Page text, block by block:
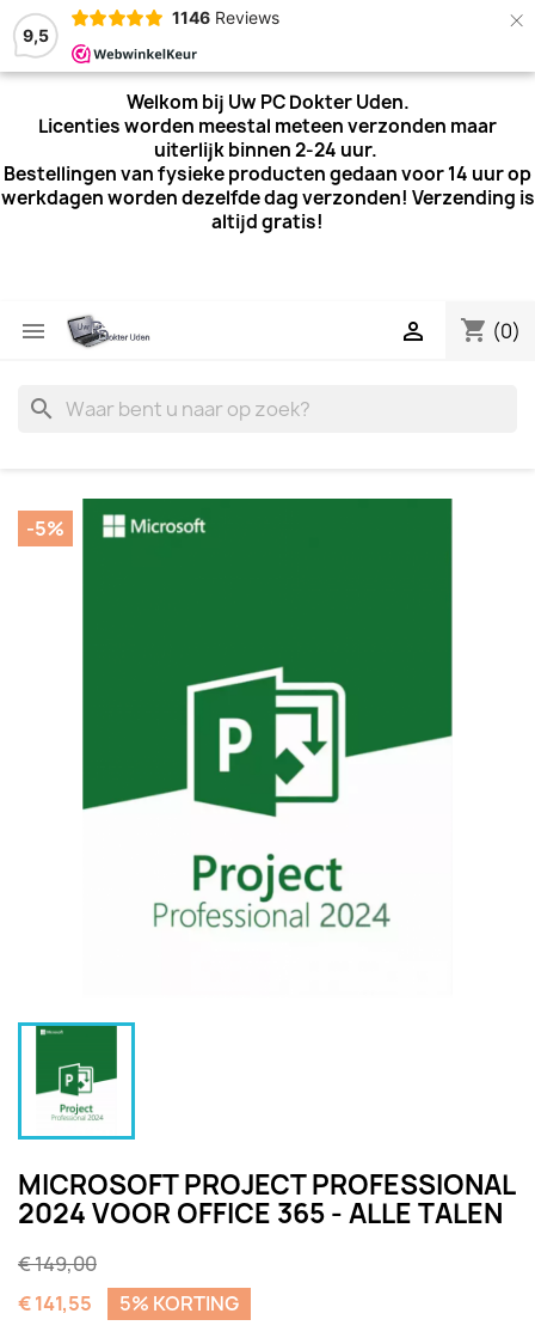
9,5
1146 Reviews ×
Welkom bij Uw PC Dokter Uden.
Licenties worden meestal meteen verzonden maar
uiterlijkbinnen 2-24 uur.
Bestellingen van fysieke producten gedaan voor 14 uur op
werkdagen worden dezelfde dag verzonden! Verzending is
altijd gratis!
 shopping_cart (0)

search
-5%
MICROSOFT PROJECT PROFESSIONAL
2024 VOOR OFFICE 365 - ALLE TALEN
€ 149,00
€ 141,55
5% KORTING